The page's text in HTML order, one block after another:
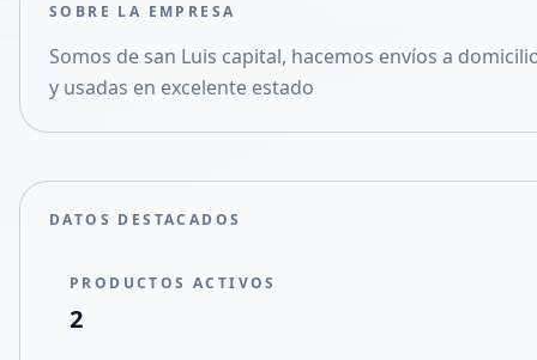
Compartir en X
SOBRE LA EMPRESA
Somos de san Luis capital, hacemos envíos a
y usadas en excelente estado
DATOS DESTACADOS
PRODUCTOS ACTIVOS
2